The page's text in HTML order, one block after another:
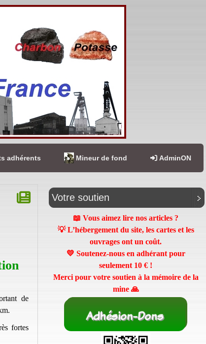
adhérents Mineur de fond AdminON
de
fortes
Votre soutien
📖 Vous aimez lire nos articles ?
💡 L’hébergement du site, les cartes et les
ouvrages ont un coût.
💛 Soutenez-nous en adhérant pour
seulement 10 € !
Merci pour votre soutien à la mémoire de la
mine 🙏